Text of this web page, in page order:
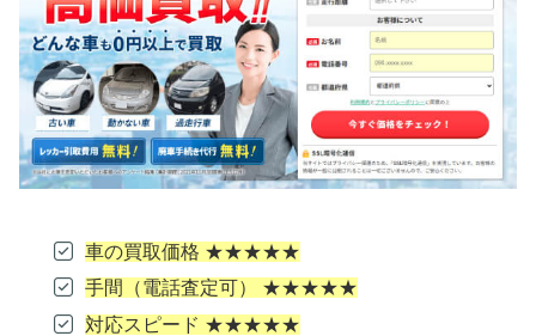
車の買取価格 ★★★★★
手間（電話査定可） ★★★★★
対応スピード ★★★★★